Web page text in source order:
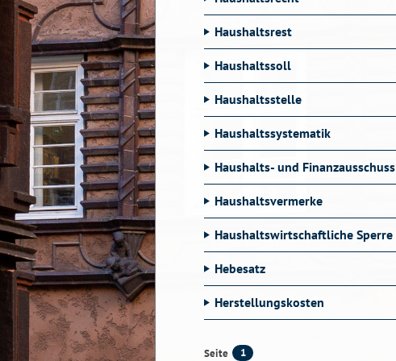
Haushaltsrest
Haushaltssoll
Haushaltsstelle
Haushaltssystematik
Haushalts- und Finanzausschuss
Haushaltsvermerke
Haushaltswirtschaftliche Sperre
Hebesatz
Herstellungskosten
Seite 1